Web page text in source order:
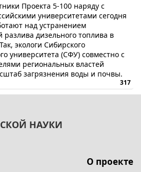
Проекта 5-100 наряду с
университетами сегодня
над устранением
разлива дизельного топлива в
экологи Сибирского
университета (СФУ) ​совместно с
региональных властей
загрязнения воды и почвы.
317
НАУКИ
О проекте